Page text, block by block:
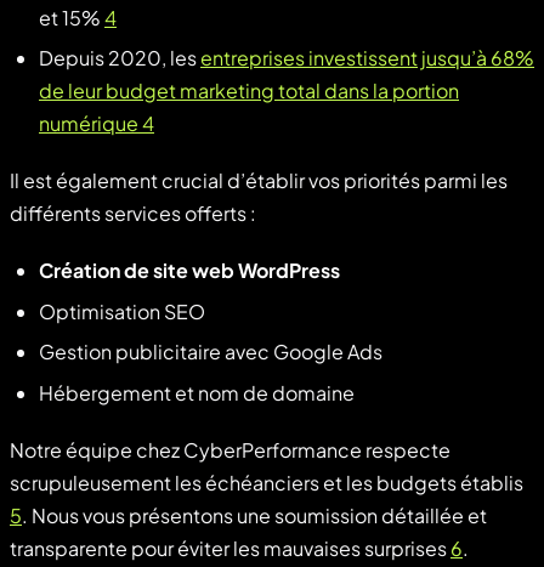
et 15%4
Depuis 2020, lesentreprises investissent jusqu’à 68%
de leur budget marketing total dans la portion
numérique 4
Il est également crucial d’établir vos priorités parmi les
différents services offerts :
Création de site web WordPress
Optimisation SEO
Gestion publicitaire avec Google Ads
Hébergement et nom de domaine
Notre équipe chez CyberPerformance respecte
scrupuleusement les échéanciers et les budgets établis
5. Nous vous présentons une soumission détaillée et
transparente pour éviter les mauvaises surprises6.